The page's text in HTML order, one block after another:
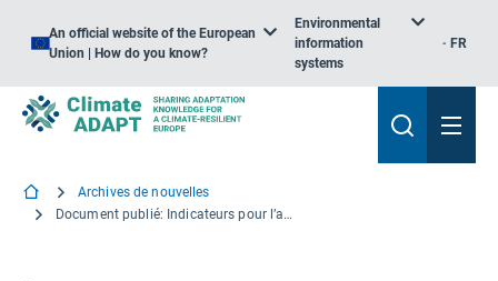
An official website of the European
Union | How do you know?
Environmental
information
systems
FR
Archives de nouvelles
Document publié: Indicateurs pour l’adaptation au changement climatique au niveau national — Enseignements tirés des pratiques émergentes en Europe